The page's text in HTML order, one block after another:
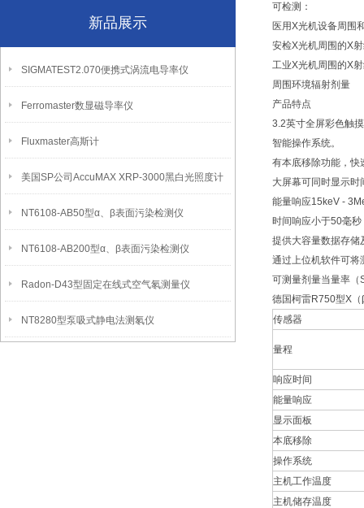
新品展示
SIGMATEST2.070便携式涡流电导率仪
Ferromaster数显磁导率仪
Fluxmaster高斯计
美国SP公司AccuMAX XRP-3000黑白光照度计
NT6108-AB50型α、β表面污染检测仪
NT6108-AB200型α、β表面污染检测仪
Radon-D43型固定在线式空气氡测量仪
NT8280型泵吸式静电法测氡仪
可检测：
医用X光机设备周围
安检X光机周围的X
工业X光机周围的X
周围环境辐射剂量
产品特点
3.2英寸全屏彩色触
智能操作系统。
有本底移除功能，快
大屏幕可同时显示
能量响应15keV -
时间响应小于50毫
提供大容量数据存储
通过上位机软件可将
可测量剂量当量率（
德国柯雷R750型X
传感器
量程
响应时间
能量响应
显示面板
本底移除
操作系统
主机工作温度
主机储存温度